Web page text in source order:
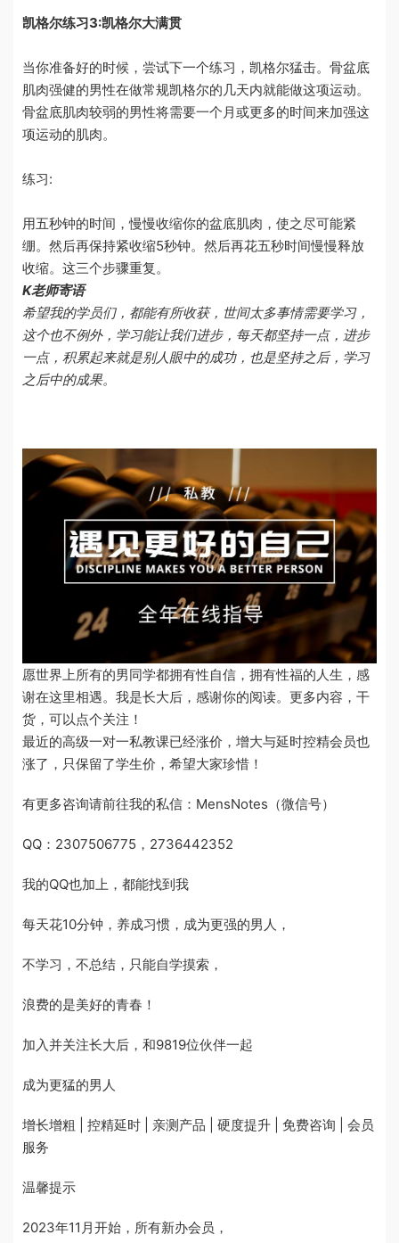
凯格尔练习3:凯格尔大满贯
当你准备好的时候，尝试下一个练习，凯格尔猛击。骨盆底
肌肉强健的男性在做常规凯格尔的几天内就能做这项运动。
骨盆底肌肉较弱的男性将需要一个月或更多的时间来加强这
项运动的肌肉。
练习:
用五秒钟的时间，慢慢收缩你的盆底肌肉，使之尽可能紧
绷。然后再保持紧收缩5秒钟。然后再花五秒时间慢慢释放
收缩。这三个步骤重复。
K老师寄语
希望我的学员们，都能有所收获，世间太多事情需要学习，
这个也不例外，学习能让我们进步，每天都坚持一点，进步
一点，积累起来就是别人眼中的成功，也是坚持之后，学习
之后中的成果。
愿世界上所有的男同学都拥有性自信，拥有性福的人生，感
谢在这里相遇。我是长大后，感谢你的阅读。更多内容，干
货，可以点个关注！
最近的高级一对一私教课已经涨价，增大与延时控精会员也
涨了，只保留了学生价，希望大家珍惜！
有更多咨询请前往我的私信：MensNotes（微信号）
QQ：2307506775，2736442352
我的QQ也加上，都能找到我
每天花10分钟，养成习惯，成为更强的男人，
不学习，不总结，只能自学摸索，
浪费的是美好的青春！
加入并关注长大后，和9819位伙伴一起
成为更猛的男人
增长增粗 | 控精延时 | 亲测产品 | 硬度提升 | 免费咨询 | 会员
服务
温馨提示
2023年11月开始，所有新办会员，